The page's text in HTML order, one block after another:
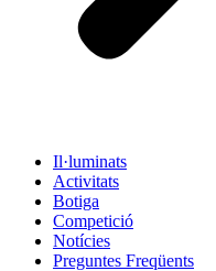
Il·luminats
Activitats
Botiga
Competició
Notícies
Preguntes Freqüents